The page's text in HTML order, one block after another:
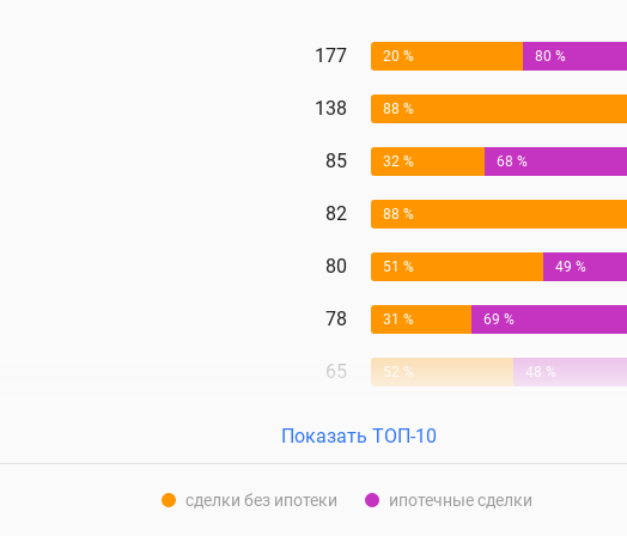
177 20 % 80 %
138 88 %
85 32 % 68 %
82 88 %
80 51 % 49 %
78 31 % 69 %
65 52 % 48 %
Показать ТОП-10
сделки без ипотеки ипотечные сделки